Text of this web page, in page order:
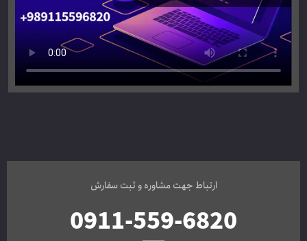
ارتباط جهت مشاوره و ثبت سفارش
0911-559-6820